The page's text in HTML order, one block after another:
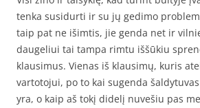
tenka susidurti ir su jų gedimo
taip pat ne išimtis, jie genda net ir
daugeliui tai tampa rimtu iššūkiu
klausimus. Vienas iš klausimų, kuris
vartotojui, po to kai sugenda
yra, o kaip aš tokį didelį nuvešiu pas